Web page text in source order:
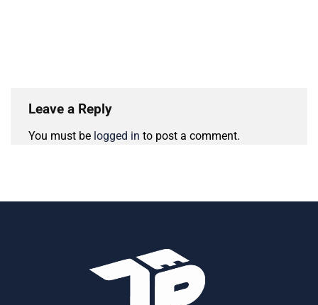
Leave a Reply
You must be logged in to post a comment.